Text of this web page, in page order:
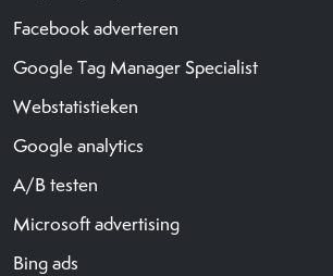
Facebook adverteren
Google Tag Manager Specialist
Webstatistieken
Google analytics
A/B testen
Microsoft advertising
Bing ads